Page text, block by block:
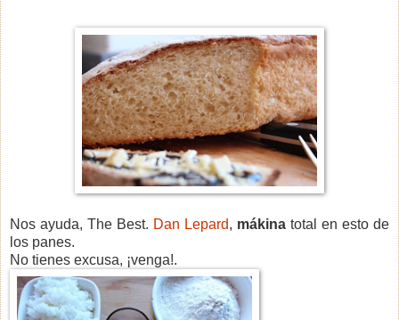
Nos ayuda, The Best. Dan Lepard, mákina total en esto de
los panes.
No tienes excusa, ¡venga!.